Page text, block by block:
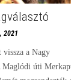
2021
a Nagy
Maglódi úti